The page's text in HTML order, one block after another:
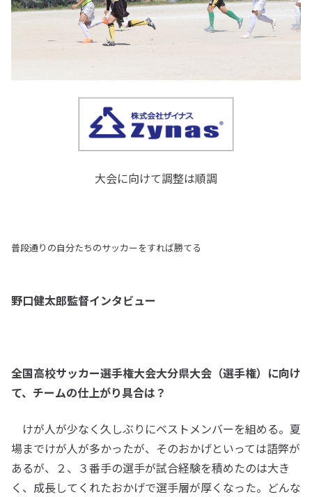
大会に向けて調整は順調
普段通りの自分たちのサッカーをすれば勝てる
野口健太郎監督インタビュー
全国高校サッカー選手権大会大分県大会（選手権）に向け
て、チームの仕上がり具合は？
けが人が少なく久しぶりにベストメンバーを組める。夏
場までけが人が多かったが、そのおかげといっては語弊が
あるが、２、３番手の選手が試合経験を積めたのは大き
く、成長してくれたおかげで選手層が厚くなった。どんな